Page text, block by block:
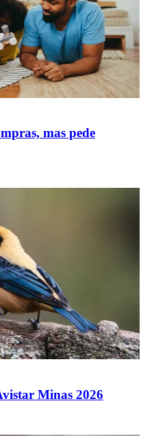
mas pede
Minas 2026